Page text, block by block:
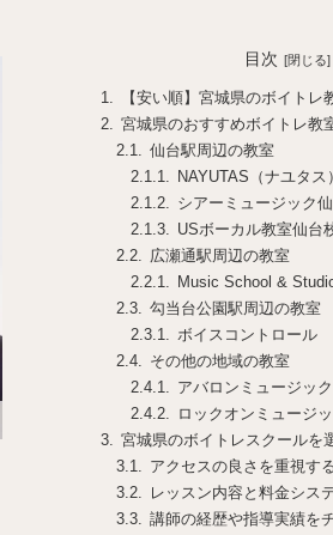
目次
【安い順】宮城県のボイトレ
宮城県のおすすめボイトレ教
仙台駅周辺の教室
NAYUTAS（ナユタス
シアーミュージック
USボーカル教室仙台
広瀬通駅周辺の教室
Music School &
勾当台公園駅周辺の教室
ボイスコントロール
その他の地域の教室
アバロンミュージッ
ロックオンミュージ
宮城県のボイトレスクールを
アクセスの良さを重視す
レッスン内容と料金シス
講師の経歴や指導実績を